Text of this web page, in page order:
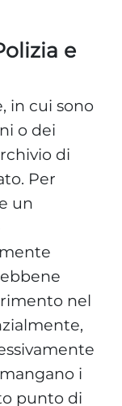
e
in cui sono
o dei
di
Per
un
nel
i
punto di